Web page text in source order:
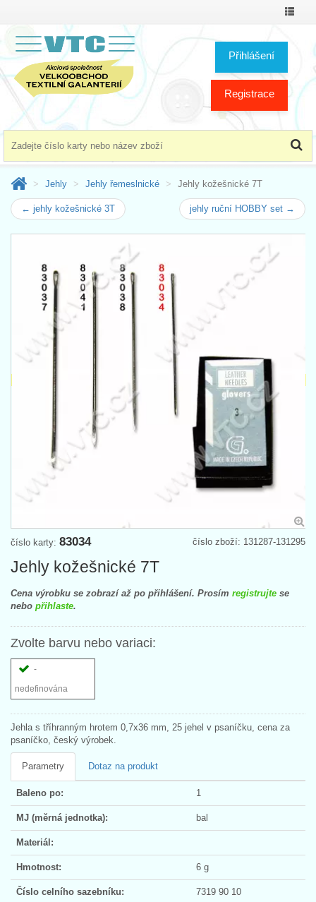
Přihlášení
Registrace
Jehly Jehly řemeslnické Jehly kožešnické 7T
← jehly kožešnické 3T jehly ruční HOBBY set →
číslo zboží: 131287-131295
číslo karty: 83034
Jehly kožešnické 7T
Cena výrobku se zobrazí až po přihlášení. Prosím registrujte se
nebo přihlaste.
Zvolte barvu nebo variaci:
-
nedefinována
Jehla s tříhranným hrotem 0,7x36 mm, 25 jehel v psaníčku, cena za
psaníčko, český výrobek.
Parametry Dotaz na produkt
Baleno po: 1
MJ (měrná jednotka): bal
Materiál:
Hmotnost: 6 g
Číslo celního sazebníku: 7319 90 10